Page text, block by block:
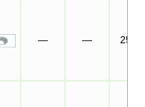
— — 25